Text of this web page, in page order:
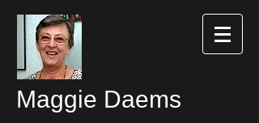
Maggie Daems